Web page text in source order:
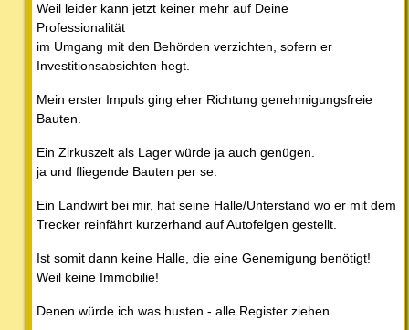
Weil leider kann jetzt keiner mehr auf Deine
Professionalität
im Umgang mit den Behörden verzichten, sofern er
Investitionsabsichten hegt.
Mein erster Impuls ging eher Richtung genehmigungsfreie
Bauten.
Ein Zirkuszelt als Lager würde ja auch genügen.
ja und fliegende Bauten per se.
Ein Landwirt bei mir, hat seine Halle/Unterstand wo er mit dem
Trecker reinfährt kurzerhand auf Autofelgen gestellt.
Ist somit dann keine Halle, die eine Genemigung benötigt!
Weil keine Immobilie!
Denen würde ich was husten - alle Register ziehen.